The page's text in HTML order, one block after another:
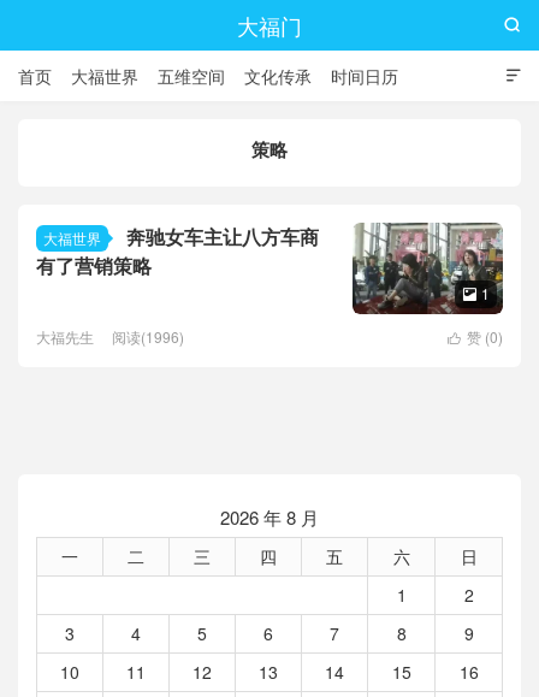
大福门

首页 大福世界 五维空间 文化传承 时间日历

策略
大福世界
奔驰女车主让八方车商
有了营销策略
 1
 赞 (0)
大福先生 阅读(1996)
2026 年 8 月
一 二 三 四 五 六
日
1
2
3
4 5 6 7 8
9
10
11 12 13 14 15
16